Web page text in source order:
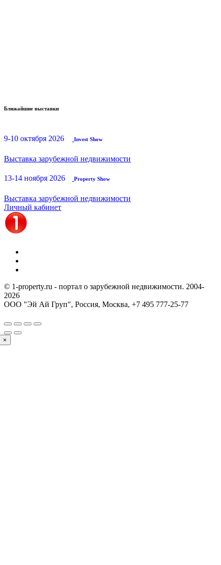
Ближайшие выставки
9-10 октября 2026 Invest Show
Выставка зарубежной недвижимости
13-14 ноября 2026 Property Show
Выставка зарубежной недвижимости
Личный кабинет
© 1-property.ru - портал о зарубежной недвижимости. 2004-
2026
ООО "Эй Ай Груп", Россия, Москва, +7 495 777-25-77
×